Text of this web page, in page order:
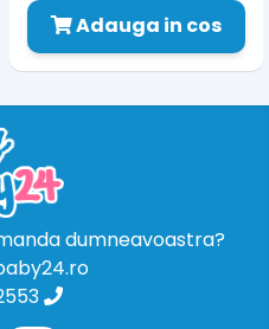
Adauga in cos
dumneavoastra?